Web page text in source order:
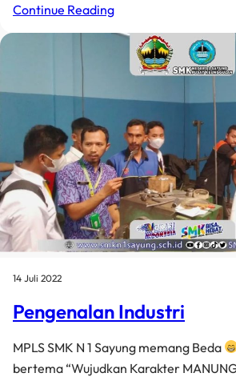
Continue Reading
14 Juli 2022
Pengenalan Industri
MPLS SMK N 1 Sayung memang Beda
bertema “Wujudkan Karakter